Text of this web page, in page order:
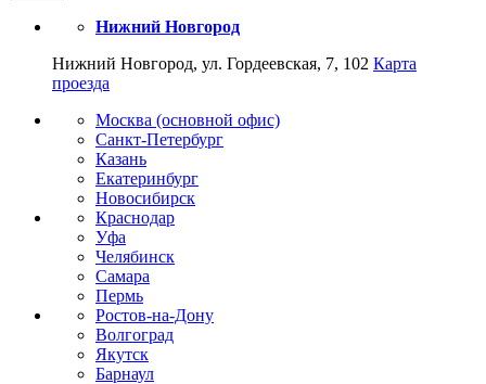
Нижний Новгород
Нижний Новгород, ул. Гордеевская, 7, 102 Карта
проезда
Москва (основной офис)
Санкт-Петербург
Казань
Екатеринбург
Новосибирск
Краснодар
Уфа
Челябинск
Самара
Пермь
Ростов-на-Дону
Волгоград
Якутск
Барнаул